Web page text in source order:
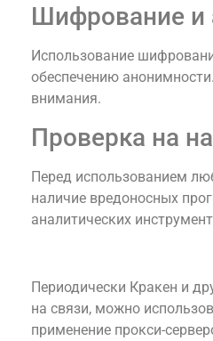
Шифрование и
Использование
обеспечению
внимания.
Проверка на
Перед использованием
наличие вредоносных
аналитических
Периодически Кракен и
на связи, можно
применение прокси-